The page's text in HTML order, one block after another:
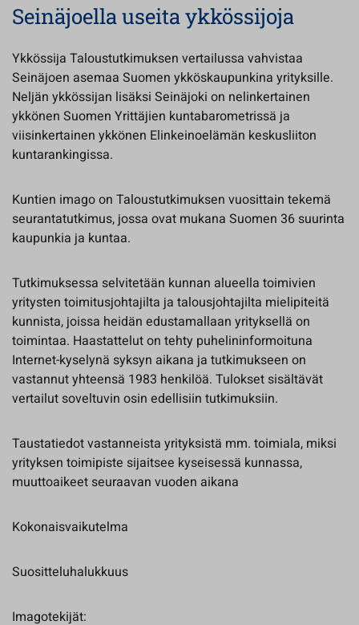
Seinäjoella useita ykkössijoja
Ykkössija Taloustutkimuksen vertailussa vahvistaa
Seinäjoen asemaa Suomen ykköskaupunkina yrityksille.
Neljän ykkössijan lisäksi Seinäjoki on nelinkertainen
ykkönen Suomen Yrittäjien kuntabarometrissä ja
viisinkertainen ykkönen Elinkeinoelämän keskusliiton
kuntarankingissa.
Kuntien imago on Taloustutkimuksen vuosittain tekemä
seurantatutkimus, jossa ovat mukana Suomen 36 suurinta
kaupunkia ja kuntaa.
Tutkimuksessa selvitetään kunnan alueella toimivien
yritysten toimitusjohtajilta ja talousjohtajilta mielipiteitä
kunnista, joissa heidän edustamallaan yrityksellä on
toimintaa. Haastattelut on tehty puhelininformoituna
Internet-kyselynä syksyn aikana ja tutkimukseen on
vastannut yhteensä 1983 henkilöä. Tulokset sisältävät
vertailut soveltuvin osin edellisiin tutkimuksiin.
Taustatiedot vastanneista yrityksistä mm. toimiala, miksi
yrityksen toimipiste sijaitsee kyseisessä kunnassa,
muuttoaikeet seuraavan vuoden aikana
Kokonaisvaikutelma
Suositteluhalukkuus
Imagotekijät: